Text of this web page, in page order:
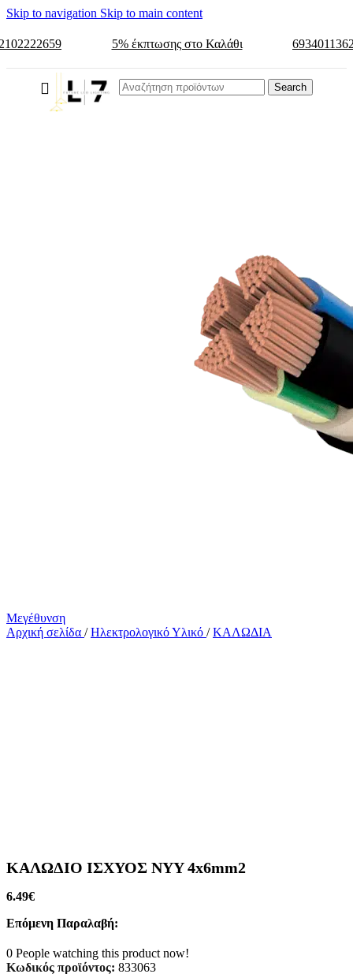
Skip to navigation Skip to main content
5% έκπτωσης στο Καλάθι
Search
Μεγέθυνση
Αρχική σελίδα / Ηλεκτρολογικό Υλικό / ΚΑΛΩΔΙΑ
ΚΑΛΩΔΙΟ ΙΣΧΥΟΣ NYY 4x6mm2
6.49€
Επόμενη Παραλαβή:
0 People watching this product now!
Κωδικός προϊόντος: 833063